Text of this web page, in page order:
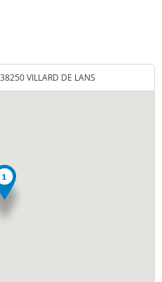
VILLARD DE LANS